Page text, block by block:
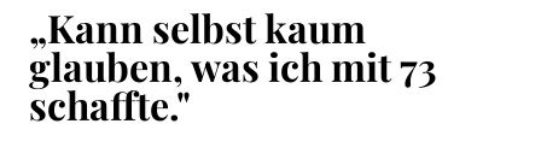
„Kann selbst kaum
glauben, was ich mit 73
schaffte."